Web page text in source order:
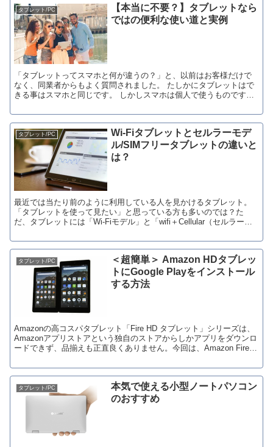
タブレット/PC
【本当に不要？】タブレットなら
ではの便利な使い道と実例
「タブレットってスマホと何が違うの？」と、以前はお客様だけで
なく、同業者からもよく質問されました。 たしかにタブレットはで
きる事はスマホと同じです。 しかしスマホは個人で使うものです
タブレット/PC
Wi-Fiタブレットとセルラーモデ
ル/SIMフリータブレットの違いと
は？
最近では当たり前のように利用している人を見かけるタブレット。
「タブレットを使って見たい」と思っている方も多いのでは？た
だ、タブレットには「Wi-Fiモデル」と「wifi＋Cellular（セルラー）
う前にこれを知っておかないと必ず後悔します。Wi-Fiモデ
タブレット/PC
＜超簡単＞ Amazon HDタブレッ
トにGoogle Playをインストール
する方法
Amazonの高コスパタブレット「Fire HD タブレット」シリーズは、
Amazonアプリストアという独自のストアからしかアプリをダウンロ
ードできず、品揃えも正直良くありません。今回は、Amazon Fire
す。Google Playさえインストールできれば、FireタブレットでA
タブレット/PC
本気で使える小型ノートパソコン
のおすすめ